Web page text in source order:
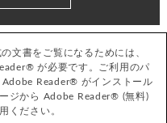
文書をご覧になるためには、
が必要です。ご利用のパ
Adobe Reader® がインストール
ジから Adobe Reader® (無料)
ください。